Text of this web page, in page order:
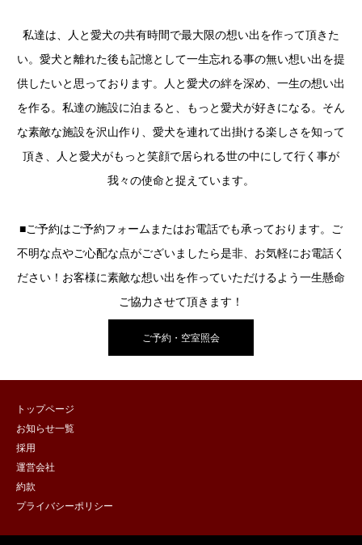
私達は、人と愛犬の共有時間で最大限の想い出を作って頂きた
い。愛犬と離れた後も記憶として一生忘れる事の無い想い出を提
供したいと思っております。人と愛犬の絆を深め、一生の想い出
を作る。私達の施設に泊まると、もっと愛犬が好きになる。そん
な素敵な施設を沢山作り、愛犬を連れて出掛ける楽しさを知って
頂き、人と愛犬がもっと笑顔で居られる世の中にして行く事が
我々の使命と捉えています。
■ご予約はご予約フォームまたはお電話でも承っております。ご
不明な点やご心配な点がございましたら是非、お気軽にお電話く
ださい！お客様に素敵な想い出を作っていただけるよう一生懸命
ご協力させて頂きます！
ご予約・空室照会
トップページ
お知らせ一覧
採用
運営会社
約款
プライバシーポリシー